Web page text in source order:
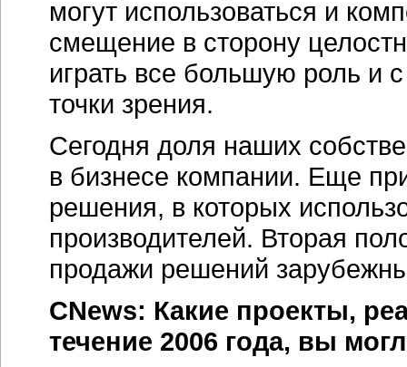
могут использоваться и
смещение в сторону
играть все большую роль и
точки зрения.
Сегодня доля наших
в бизнесе компании. Еще
решения, в которых
производителей. Вторая
продажи решений
CNews: Какие проекты,
течение 2006 года, вы